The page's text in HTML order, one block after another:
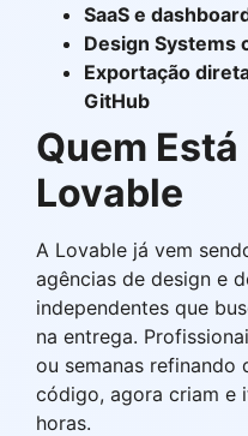
SaaS e
Design Systems
Exportação
GitHub
Quem
Lovable
A Lovable já vem
agências de design e
independentes que
na entrega.
ou semanas refinando
código, agora criam e
horas.